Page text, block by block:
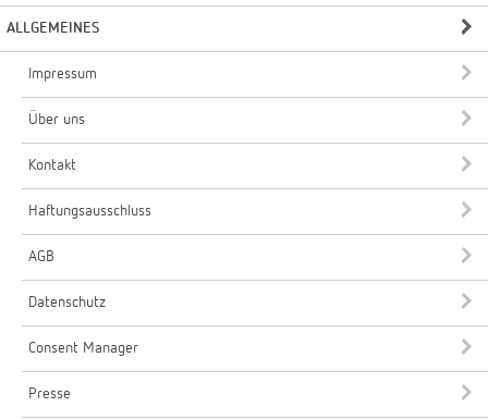
ALLGEMEINES
Impressum
Über uns
Kontakt
Haftungsausschluss
AGB
Datenschutz
Consent Manager
Presse